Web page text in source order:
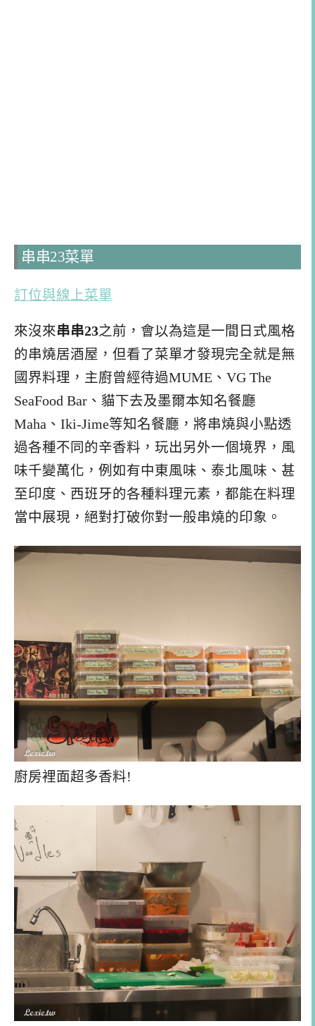
串串23菜單
訂位與線上菜單
來沒來串串23之前，會以為這是一間日式風格
的串燒居酒屋，但看了菜單才發現完全就是無
國界料理，主廚曾經待過MUME、VG The
SeaFood Bar、貓下去及墨爾本知名餐廳
Maha、Iki-Jime等知名餐廳，將串燒與小點透
過各種不同的辛香料，玩出另外一個境界，風
味千變萬化，例如有中東風味、泰北風味、甚
至印度、西班牙的各種料理元素，都能在料理
當中展現，絕對打破你對一般串燒的印象。
廚房裡面超多香料!